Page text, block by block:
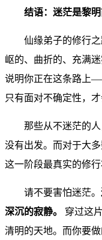
结语：迷茫是黎
仙缘弟子的修行
岖的、曲折的、充满
说明你正在这条路上
只有面对不确定性，才
那些从不迷茫的
没有出发。而对于大
这一阶段最真实的修行
请不要害怕迷茫。
深沉的寂静。
穿过这
清明的天地。而你要